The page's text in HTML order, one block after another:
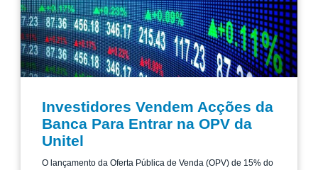
Investidores Vendem Acções da
Banca Para Entrar na OPV da
Unitel
O lançamento da Oferta Pública de Venda (OPV) de 15% do